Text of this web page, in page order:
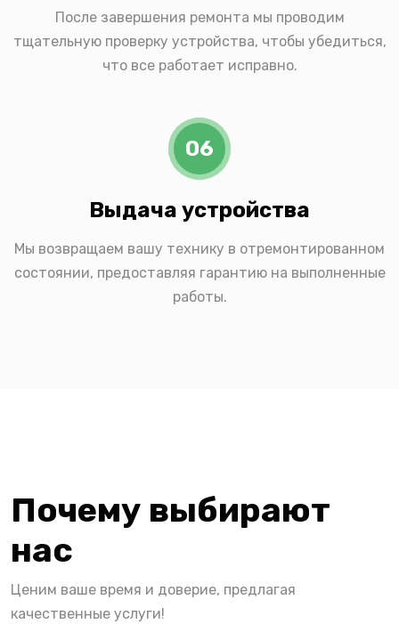
После завершения ремонта мы проводим
тщательную проверку устройства, чтобы убедиться,
что все работает исправно.
06
Выдача устройства
Мы возвращаем вашу технику в отремонтированном
состоянии, предоставляя гарантию на выполненные
работы.
Почему выбирают
нас
Ценим ваше время и доверие, предлагая
качественные услуги!